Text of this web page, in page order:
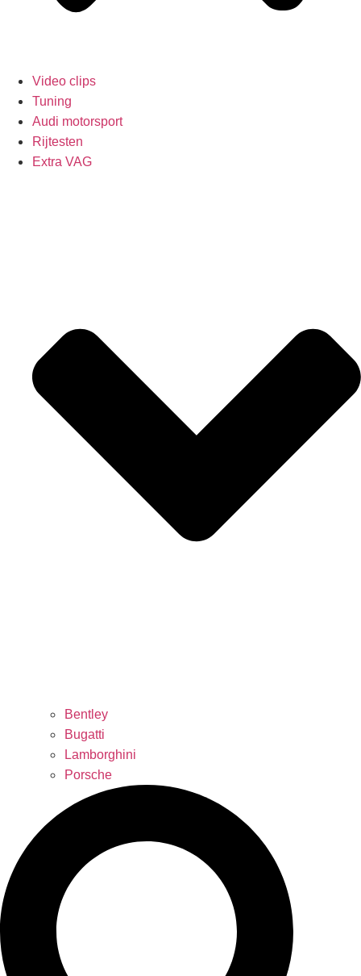
Video clips
Tuning
Audi motorsport
Rijtesten
Extra VAG
Bentley
Bugatti
Lamborghini
Porsche